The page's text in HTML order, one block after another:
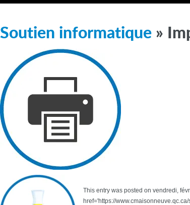
Soutien informatique »
This entry was posted on vendredi,
href='https://